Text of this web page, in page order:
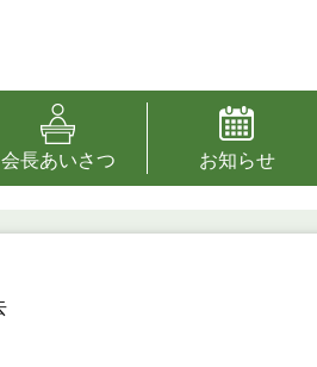
会長あいさつ お知らせ